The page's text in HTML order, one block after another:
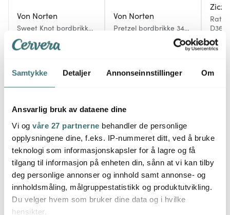
Samtykke Detaljer Annonseinnstillinger Om
Ansvarlig bruk av dataene dine
Vi og våre 27 partnerne behandler de personlige
opplysningene dine, f.eks. IP-nummeret ditt, ved å bruke
teknologi som informasjonskapsler for å lagre og få
tilgang til informasjon på enheten din, sånn at vi kan tilby
deg personlige annonser og innhold samt annonse- og
innholdsmåling, målgruppestatistikk og produktutvikling.
Du velger hvem som bruker dine data og i hvilke
hensikter.
Von Norten
Sweet Knot bordbrikke
35 cm rotting
449 kr
Von Norten
Pretzel bordbrikke 34
D36
269
Du kanskje også liker